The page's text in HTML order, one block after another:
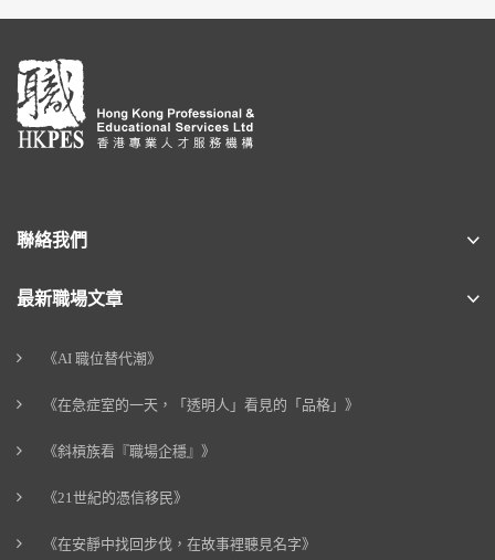
聯絡我們
最新職場文章
《AI 職位替代潮》
《在急症室的一天，「透明人」看見的「品格」》
《斜槓族看『職場企穩』》
《21世紀的憑信移民》
《在安靜中找回步伐，在故事裡聽見名字》